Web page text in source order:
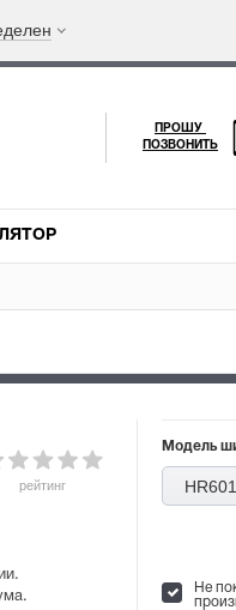
ПРОШУ
ПОЗВОНИТЬ
рейтинг
Модель
HR601
Не